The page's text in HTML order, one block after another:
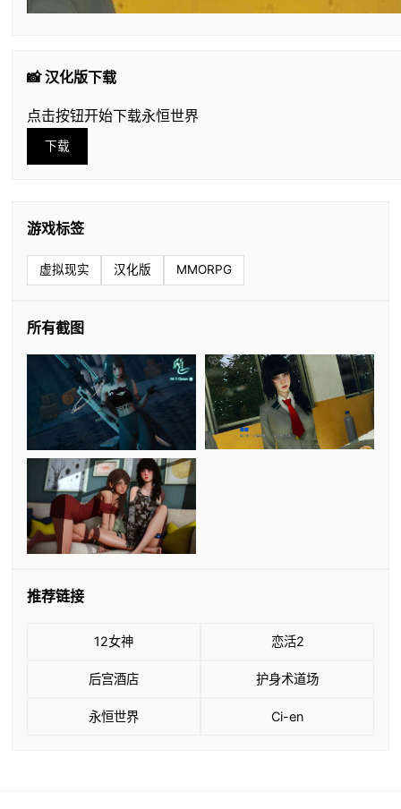
📸 汉化版下载
点击按钮开始下载永恒世界
下载
游戏标签
虚拟现实 汉化版 MMORPG
所有截图
推荐链接
12女神 恋活2
后宫酒店 护身术道场
永恒世界 Ci-en